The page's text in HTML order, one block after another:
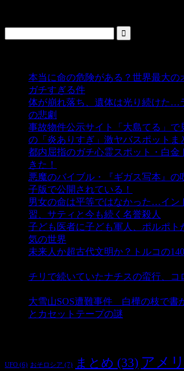
本当に命の危険がある？世界最大の
ガチすぎる件
体が崩れ落ち、遺体は光り続けた…
の悲劇
事故物件公示サイト「大島てる」で
の「炎ありすぎ」激ヤバスポットま
都内屈指のガチ心霊スポット・白金
きた！
悪魔のバイブル・『ギガス写本』の
子版で公開されている！
男女の命は平等ではなかった…イン
習、サティと今も続く名誉殺人
子ども医者に子ども軍人、ポルポト
気の世界
未来人か超古代文明か？トルコの
チリで続いていたナチスの蛮行、コ
大雪山SOS遭難事件 白樺の枝で書
とカセットテープの謎
UFO (6) おそロシア (7) まとめ (33) アメ